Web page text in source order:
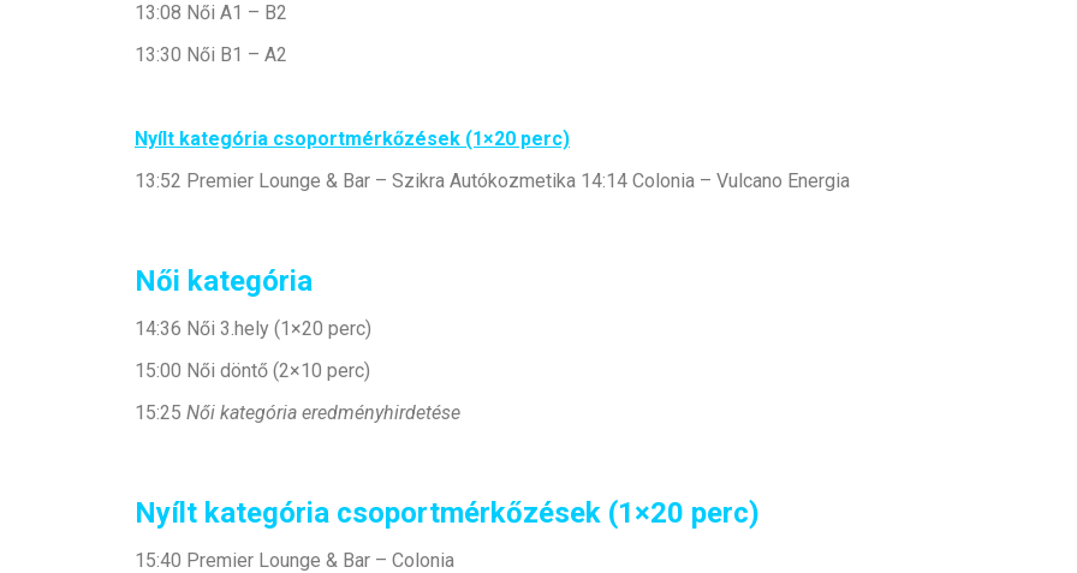
13:08 Női A1 – B2
13:30 Női B1 – A2
Nyílt kategória csoportmérkőzések (1×20 perc)
13:52 Premier Lounge & Bar – Szikra Autókozmetika 14:14 Colonia – Vulcano Energia
Női kategória
14:36 Női 3.hely (1×20 perc)
15:00 Női döntő (2×10 perc)
15:25 Női kategória eredményhirdetése
Nyílt kategória csoportmérkőzések (1×20 perc)
15:40 Premier Lounge & Bar – Colonia